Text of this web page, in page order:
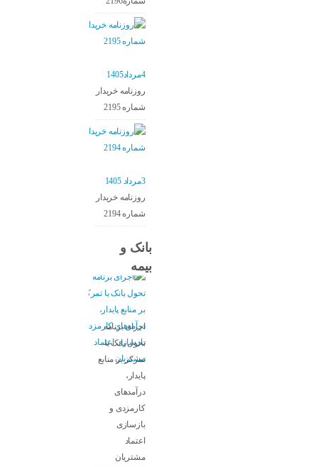
4مرداد1405
روزنامه خریدار
شماره 2195
3مرداد 1405
روزنامه خریدار
شماره 2194
بانک و
بیمه
اجرای برنامه
تحول بانک با
تمرکز بر منابع
پایدار،
درآمدهای
کارمزدی و
بازسازی
اعتماد
مشتریان